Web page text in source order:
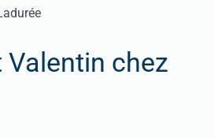
Valentin chez